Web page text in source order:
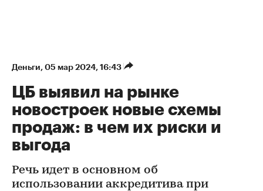
Деньги⁠, 05 мар 2024, 16:43
ЦБ выявил на рынке
новостроек новые схемы
продаж: в чем их риски и
выгода
Речь идет в основном об
использовании аккредитива при